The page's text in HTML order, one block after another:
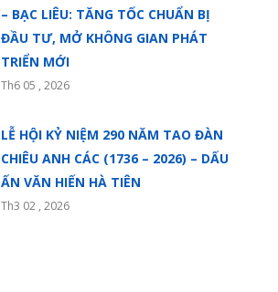
– BẠC LIÊU: TĂNG TỐC CHUẨN BỊ
ĐẦU TƯ, MỞ KHÔNG GIAN PHÁT
TRIỂN MỚI
Th6 05 , 2026
LỄ HỘI KỶ NIỆM 290 NĂM TAO ĐÀN
CHIÊU ANH CÁC (1736 – 2026) – DẤU
ẤN VĂN HIẾN HÀ TIÊN
Th3 02 , 2026